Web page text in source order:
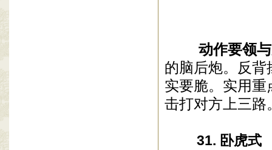
动作要领
的脑后炮。反
实要脆。实用
击打对方上三路
31. 卧虎式